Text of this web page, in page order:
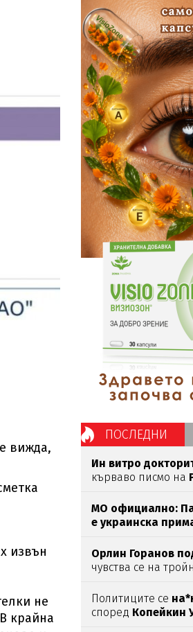
вижда,
извън
не
крайна
ПОСЛЕДНИ
Ин витро
кърваво писмо на
МО официално:
е украинска
Орлин Горанов
чувства се на
Политиците се
според Копейкин